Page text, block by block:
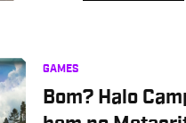
GAMES
Bom? Halo